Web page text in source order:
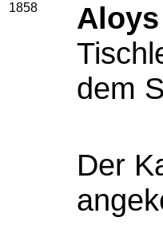
1858
dem
Der